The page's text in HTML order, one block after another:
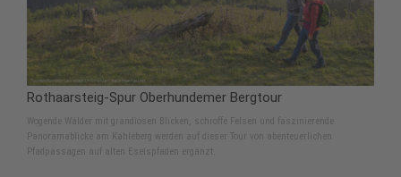
Rothaarsteig-Spur Oberhundemer Bergtour
Wogende Wälder mit grandiosen Blicken, schroffe Felsen und faszinierende
Panoramablicke am Kahleberg werden auf dieser Tour von abenteuerlichen
Pfadpassagen auf alten Eselspfaden ergänzt.